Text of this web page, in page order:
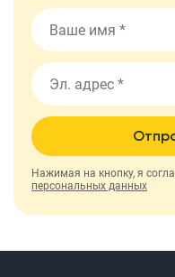
Нажимая на кнопку, я
персональных данных